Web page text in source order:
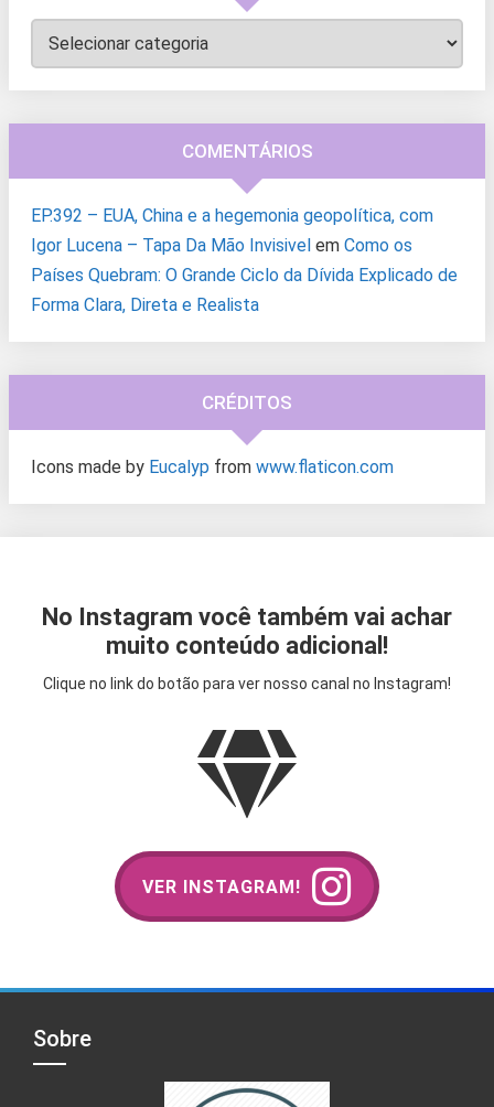
Categorias
COMENTÁRIOS
EP.392 – EUA, China e a hegemonia geopolítica, com
Igor Lucena – Tapa Da Mão Invisivel em Como os
Países Quebram: O Grande Ciclo da Dívida Explicado de
Forma Clara, Direta e Realista
CRÉDITOS
Icons made by Eucalyp from www.flaticon.com
No Instagram você também vai achar
muito conteúdo adicional!
Clique no link do botão para ver nosso canal no Instagram!
VER INSTAGRAM!
Sobre